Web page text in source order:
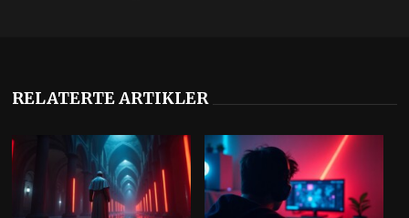
RELATERTE ARTIKLER